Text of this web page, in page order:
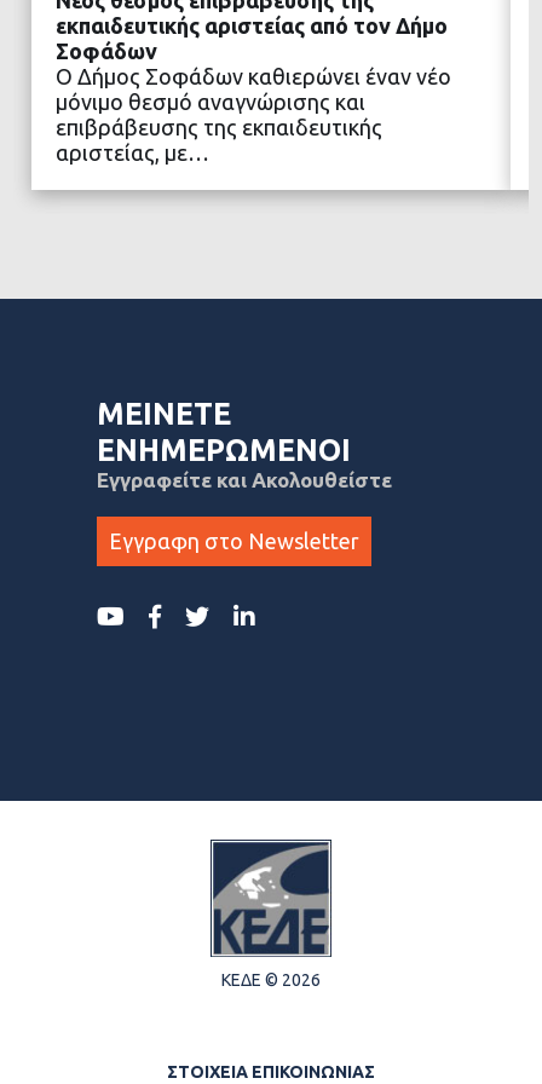
ΔΙΑΒΑΣΤΕ ΠΕΡΙΣΣΟΤΕΡΑ
εκπαιδευτικής αριστείας από τον Δήμο
Σοφάδων
Ο Δήμος Σοφάδων καθιερώνει έναν νέο
μόνιμο θεσμό αναγνώρισης και
επιβράβευσης της εκπαιδευτικής
αριστείας, με…
ΜΕΙΝΕΤΕ
ΕΝΗΜΕΡΩΜΕΝΟΙ
Εγγραφείτε και Ακολουθείστε
Εγγραφη στο Newsletter
ΚΕΔΕ © 2026
ΣΤΟΙΧΕΙΑ ΕΠΙΚΟΙΝΩΝΙΑΣ